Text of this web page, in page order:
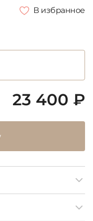
В избранное
23 400 ₽